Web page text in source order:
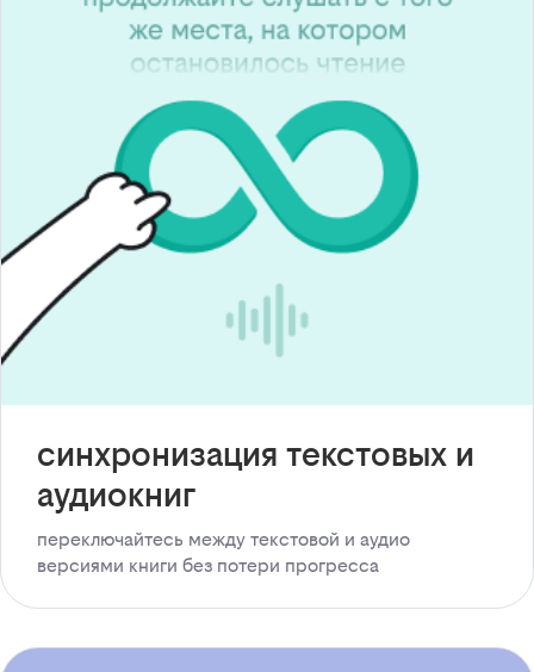
синхронизация текстовых и
аудиокниг
переключайтесь между текстовой и аудио
версиями книги без потери прогресса